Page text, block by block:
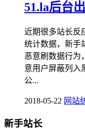
51.la后台
近期很多站长反
统计数据，新手
恶意刷数据行为
意用户屏蔽列入
公...
2018-05-22 网站
新手站长